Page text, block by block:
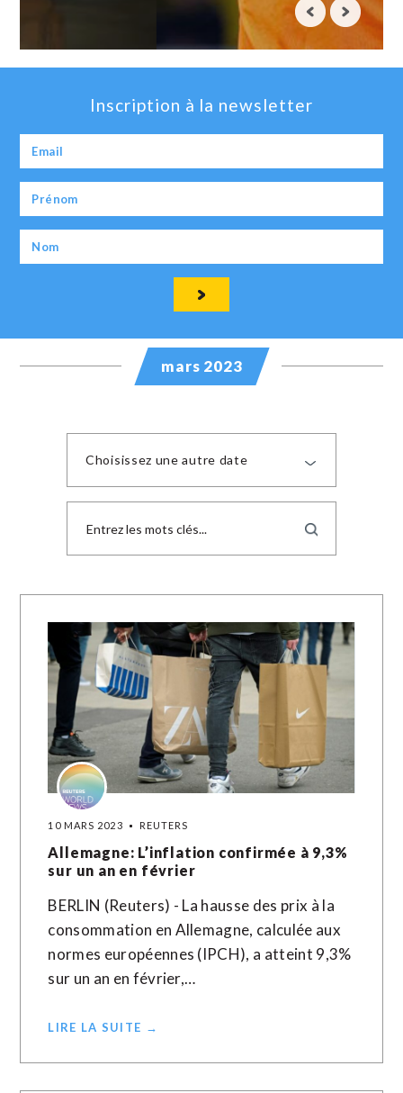
Inscription à la newsletter
mars 2023
Choisissez une autre date
10 MARS 2023 REUTERS
Allemagne: L’inflation confirmée à 9,3%
sur un an en février
BERLIN (Reuters) - La hausse des prix à la
consommation en Allemagne, calculée aux
normes européennes (IPCH), a atteint 9,3%
sur un an en février,…
LIRE LA SUITE →